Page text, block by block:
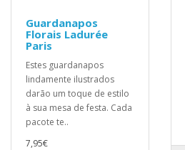
Guardanapos
Florais Ladurée
Paris
Estes guardanapos
lindamente ilustrados
darão um toque de estilo
à sua mesa de festa. Cada
pacote te..
7,95€